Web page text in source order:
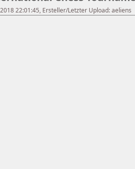
22:01:45, Ersteller/Letzter Upload: aeliens